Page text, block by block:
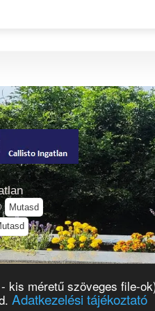
kis méretű szöveges file-
Adatkezelési tájékoztató
Mutasd